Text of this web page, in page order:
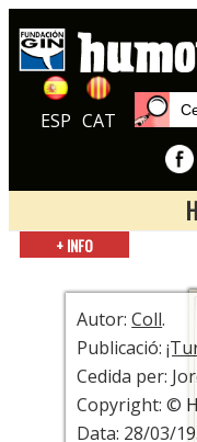
ESP CAT
+ INFO
Autor:Coll.
Publicació:
Cedida per:
Copyright: ©
Data: 28/03/